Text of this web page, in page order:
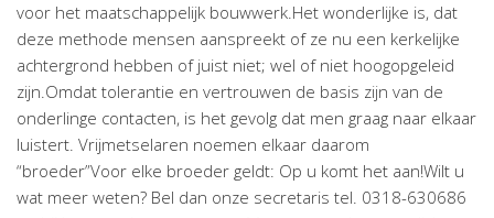
voor het maatschappelijk bouwwerk.Het wonderlijke is, dat
deze methode mensen aanspreekt of ze nu een kerkelijke
achtergrond hebben of juist niet; wel of niet hoogopgeleid
zijn.Omdat tolerantie en vertrouwen de basis zijn van de
onderlinge contacten, is het gevolg dat men graag naar elkaar
luistert. Vrijmetselaren noemen elkaar daarom
“broeder”Voor elke broeder geldt: Op u komt het aan!Wilt u
wat meer weten? Bel dan onze secretaris tel. 0318-630686